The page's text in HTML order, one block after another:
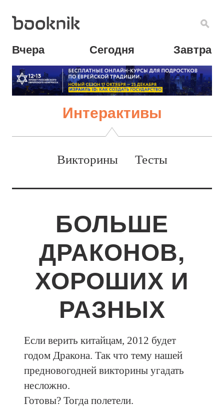
Вчера Сегодня Завтра
Интерактивы
Викторины Тесты
БОЛЬШЕ
ДРАКОНОВ,
ХОРОШИХ И
РАЗНЫХ
Если верить китайцам, 2012 будет
годом Дракона. Так что тему нашей
предновогодней викторины угадать
несложно.
Готовы? Тогда полетели.